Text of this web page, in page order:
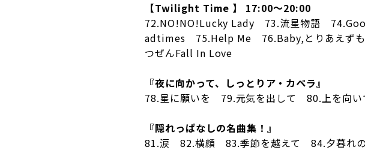
【Twilight Time 】 17:00〜20:00
72.NO!NO!Lucky Lady 73.流星物語
adtimes 75.Help Me 76.Baby,とりあえず
つぜんFall In Love
『夜に向かって、しっとりア・カペラ』
78.星に願いを 79.元気を出して 80.上を向い
『隠れっぱなしの名曲集！』
81.涙 82.横顔 83.季節を越えて 84.夕暮れ